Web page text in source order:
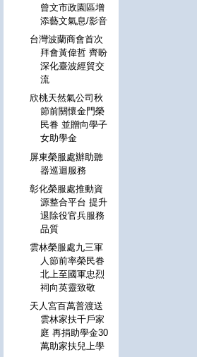
曾文市政園區增
添藝文氣息/影音
台灣波蘭商會首次
拜會黃偉哲 齊盼
深化臺波經貿交
流
欣桃天然氣公司秋
節前關懷金門榮
民眷 並贈向學子
女助學金
屏東榮服處辦助聽
器巡迴服務
彰化榮服處推動資
源整合平台 提升
退除役官兵服務
品質
雲林榮服處九三軍
人節前率榮民眷
北上至國軍忠烈
祠向英靈致敬
天人宮百萬普渡送
雲林家扶千戶家
庭 再捐助學金30
萬助家扶兒上學